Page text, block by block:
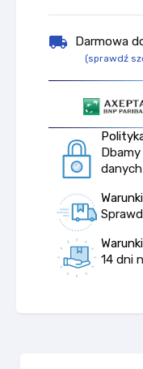
local_shipping Darmowa
(sprawdź
danych
14 dni